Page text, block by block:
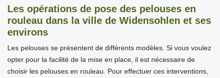
Les opérations de pose des pelouses en
rouleau dans la ville de Widensohlen et ses
environs
Les pelouses se présentent de différents modèles. Si vous voulez
opter pour la facilité de la mise en place, il est nécessaire de
choisir les pelouses en rouleau. Pour effectuer ces interventions,